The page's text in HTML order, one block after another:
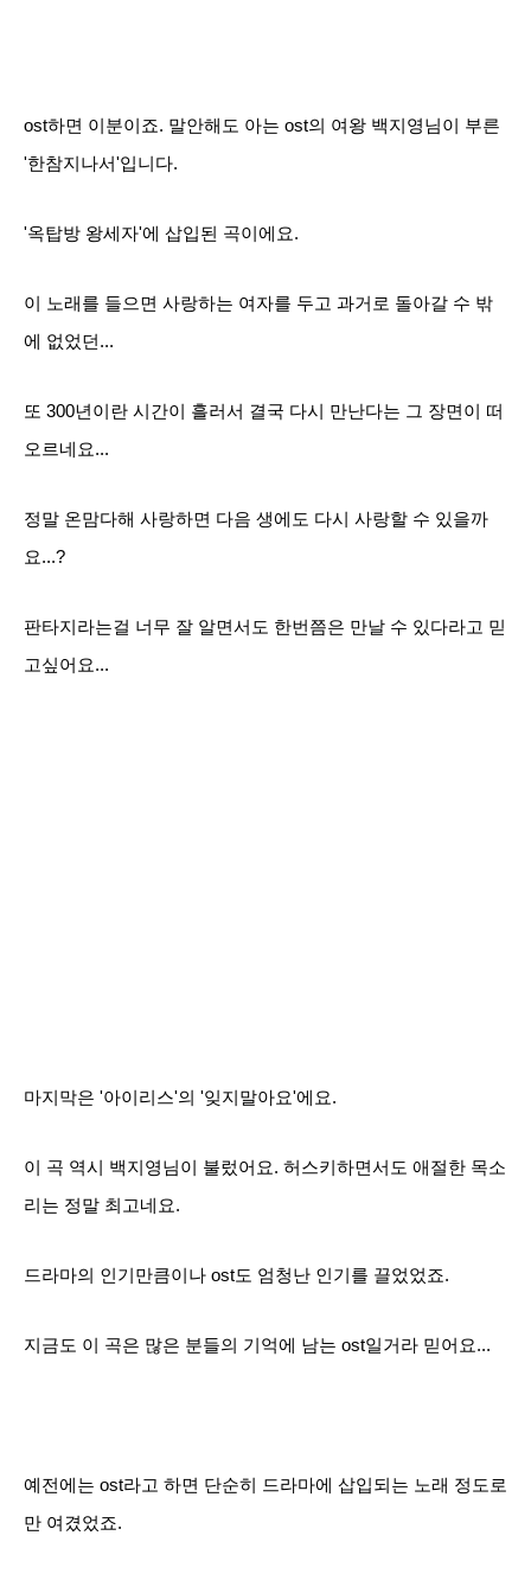
ost하면 이분이죠. 말안해도 아는 ost의 여왕 백지영님이 부른
'한참지나서'입니다.
'옥탑방 왕세자'에 삽입된 곡이에요.
이 노래를 들으면 사랑하는 여자를 두고 과거로 돌아갈 수 밖
에 없었던...
또 300년이란 시간이 흘러서 결국 다시 만난다는 그 장면이 떠
오르네요...
정말 온맘다해 사랑하면 다음 생에도 다시 사랑할 수 있을까
요...?
판타지라는걸 너무 잘 알면서도 한번쯤은 만날 수 있다라고 믿
고싶어요...
마지막은 '아이리스'의 '잊지말아요'에요.
이 곡 역시 백지영님이 불렀어요. 허스키하면서도 애절한 목소
리는 정말 최고네요.
드라마의 인기만큼이나 ost도 엄청난 인기를 끌었었죠.
지금도 이 곡은 많은 분들의 기억에 남는 ost일거라 믿어요...
예전에는 ost라고 하면 단순히 드라마에 삽입되는 노래 정도로
만 여겼었죠.